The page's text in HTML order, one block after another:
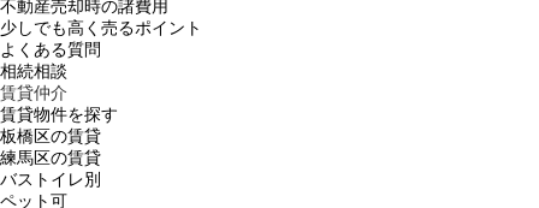
不動産売却時の諸費用
少しでも高く売るポイント
よくある質問
相続相談
賃貸仲介
賃貸物件を探す
板橋区の賃貸
練馬区の賃貸
バストイレ別
ペット可